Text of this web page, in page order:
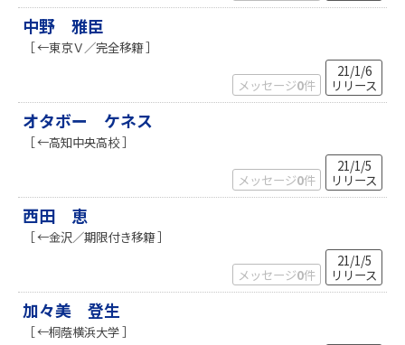
中野 雅臣
［ ←東京Ｖ／完全移籍 ］
メッセージ0件
21/1/6
リリース
オタボー ケネス
［ ←高知中央高校 ］
メッセージ0件
21/1/5
リリース
西田 恵
［ ←金沢／期限付き移籍 ］
メッセージ0件
21/1/5
リリース
加々美 登生
［ ←桐蔭横浜大学 ］